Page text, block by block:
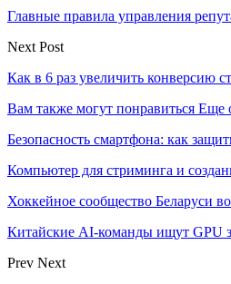
Главные правила управления
Next Post
Как в 6 раз увеличить конверсию
Вам также могут понравиться Еще
Безопасность смартфона: как
Компьютер для стриминга и
Хоккейное сообщество Беларуси
Китайские AI-команды ищут GPU
Prev Next